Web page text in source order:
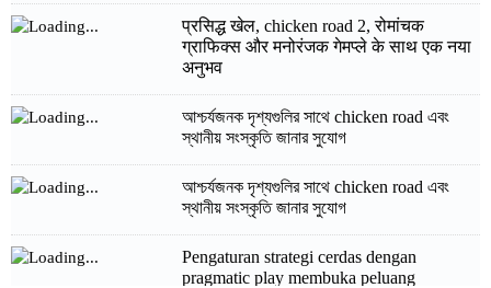
प्रसिद्ध खेल, chicken road 2, रोमांचक
ग्राफिक्स और मनोरंजक गेमप्ले के साथ एक नया
अनुभव
আশ্চর্যজনক দৃশ্যগুলির সাথে chicken road এবং
স্থানীয় সংস্কৃতি জানার সুযোগ
আশ্চর্যজনক দৃশ্যগুলির সাথে chicken road এবং
স্থানীয় সংস্কৃতি জানার সুযোগ
Pengaturan strategi cerdas dengan
pragmatic play membuka peluang